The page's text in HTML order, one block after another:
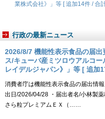
業株式会社》」等 [ 追加14件 / 合
行政の最新ニュース
2026/8/7 機能性表示食品の届
ス/キューバ産ミツロウアルコ
レイデルジャパン》」等 [ 追加
消費者庁は機能性表示食品の届出情
出日/2026/04/28 ・届出者名/小林製
さら粒プレミアムＥＸ（……